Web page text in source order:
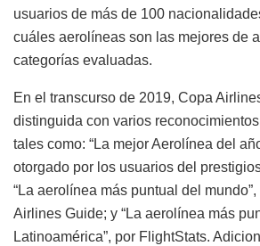
usuarios de más de 100
cuáles aerolíneas son las mejores de
categorías evaluadas.
En el transcurso de 2019, Copa
distinguida con varios
tales como: “La mejor Aerolínea del
otorgado por los usuarios del
“La aerolínea más puntual del mundo”,
Airlines Guide; y “La aerolínea más
Latinoamérica”, por FlightStats.